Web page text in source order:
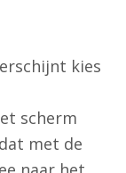
kies
scherm
met de